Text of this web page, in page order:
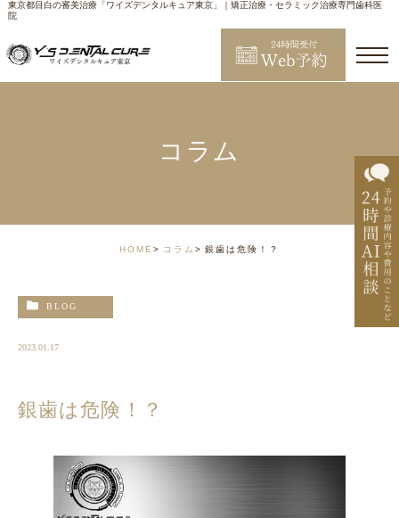
東京都目白の審美治療「ワイズデンタルキュア東京」｜矯正治療・セラミック治療専門歯科医
院
コラム
HOME コラム 銀歯は危険！？
BLOG
2023.01.17
銀歯は危険！？